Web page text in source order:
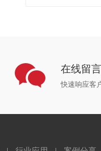
在线留言
快速响应客